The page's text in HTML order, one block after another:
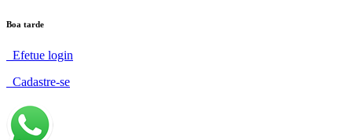
Boa tarde
Efetue login
Cadastre-se